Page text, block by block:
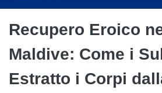
Recupero Eroico
Maldive: Come i
Estratto i Corpi